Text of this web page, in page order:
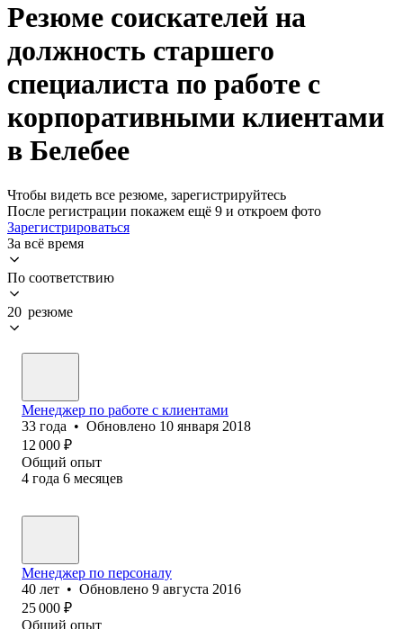
Резюме соискателей на
должность старшего
специалиста по работе с
корпоративными клиентами
в Белебее
Чтобы видеть все резюме, зарегистрируйтесь
После регистрации покажем ещё 9 и откроем фото
Зарегистрироваться
За всё время
По соответствию
20 резюме
Менеджер по работе с клиентами
33 года • Обновлено 10 января 2018
12 000 ₽
Общий опыт
4 года 6 месяцев
Менеджер по персоналу
40 лет • Обновлено 9 августа 2016
25 000 ₽
Общий опыт